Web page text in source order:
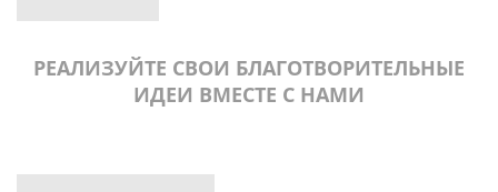
РЕАЛИЗУЙТЕ СВОИ БЛАГОТВОРИТЕЛЬНЫЕ
ИДЕИ ВМЕСТЕ С НАМИ